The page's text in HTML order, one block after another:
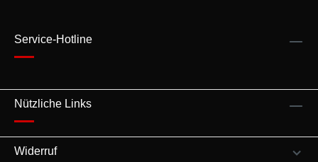
Service-Hotline
Nützliche Links
Widerruf